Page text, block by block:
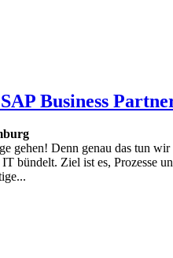
Business
gehen! Denn genau das tun
bündelt. Ziel ist es, Prozesse